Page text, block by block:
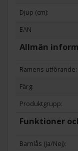
Djup (cm):
EAN
Allmän
Ramens utförande:
Färg:
Produktgrupp:
Funktioner
Barnlås (Ja/Nej):